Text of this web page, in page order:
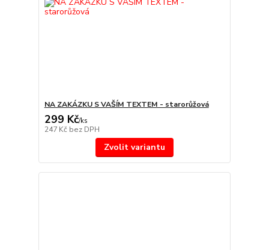
NA ZAKÁZKU S VAŠÍM TEXTEM - starorůžová
299 Kč/ks
247 Kč bez DPH
Zvolit variantu